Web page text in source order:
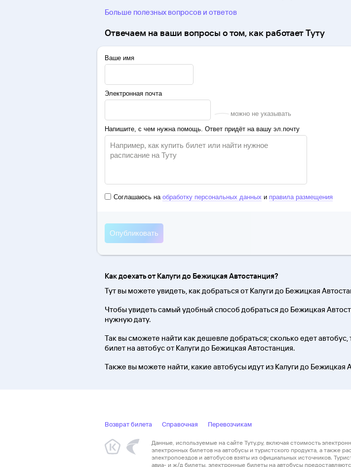
Больше полезных вопросов и ответов
Отвечаем на ваши вопросы о том, как работает Туту
Ваше имя
Электронная почта
можно не указывать
Напишите, с чем нужна помощь. Ответ придёт на вашу эл.почту
Соглашаюсь на обработку персональных данных и правила размещения
Как доехать от Калуги до Бежицкая Автостанция?
Тут вы можете увидеть, как добраться от Калуги до Бежицкая
Чтобы увидеть самый удобный способ добраться до Бежицкая
нужную дату.
Так вы сможете найти как дешевле добраться; сколько едет
билет на автобус от Калуги до Бежицкая Автостанция.
Также вы можете найти, какие автобусы идут из Калуги до Бежицкая
Возврат билета Справочная Перевозчикам
Данные, используемые на сайте Туту.ру, включая стоимость
электронных билетов на автобусы и туристского продукта, а также
электропоездов и автобусов взяты из официальных источников.
авиа- и ж/д билеты, электронные билеты на автобусы